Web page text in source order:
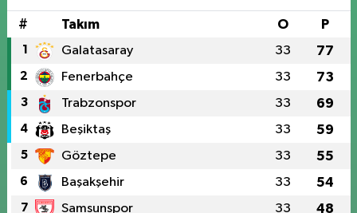
# Takım O P
1 Galatasaray 33 77
2 Fenerbahçe 33 73
3 Trabzonspor 33 69
4 Beşiktaş 33 59
5 Göztepe 33 55
6 Başakşehir 33 54
7 Samsunspor 33 48